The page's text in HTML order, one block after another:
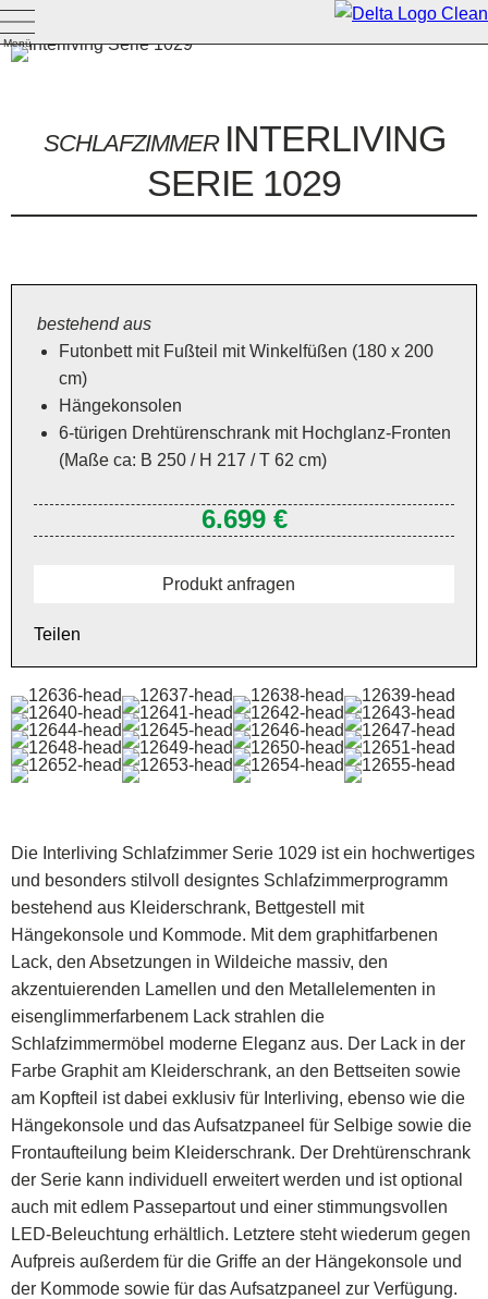
Menü
SCHLAFZIMMER INTERLIVING
SERIE 1029
Die Interliving Schlafzimmer Serie 1029 ist ein hochwertiges
und besonders stilvoll designtes Schlafzimmerprogramm
bestehend aus Kleiderschrank, Bettgestell mit
Hängekonsole und Kommode. Mit dem graphitfarbenen
Lack, den Absetzungen in Wildeiche massiv, den
akzentuierenden Lamellen und den Metallelementen in
eisenglimmerfarbenem Lack strahlen die
Schlafzimmermöbel moderne Eleganz aus. Der Lack in der
Farbe Graphit am Kleiderschrank, an den Bettseiten sowie
am Kopfteil ist dabei exklusiv für Interliving, ebenso wie die
Hängekonsole und das Aufsatzpaneel für Selbige sowie die
Frontaufteilung beim Kleiderschrank. Der Drehtürenschrank
der Serie kann individuell erweitert werden und ist optional
auch mit edlem Passepartout und einer stimmungsvollen
LED-Beleuchtung erhältlich. Letztere steht wiederum gegen
Aufpreis außerdem für die Griffe an der Hängekonsole und
der Kommode sowie für das Aufsatzpaneel zur Verfügung.
bestehend aus
Futonbett mit Fußteil mit Winkelfüßen (180 x 200
cm)
Hängekonsolen
6-türigen Drehtürenschrank mit Hochglanz-Fronten
(Maße ca: B 250 / H 217 / T 62 cm)
6.699 €
Produkt anfragen
Teilen